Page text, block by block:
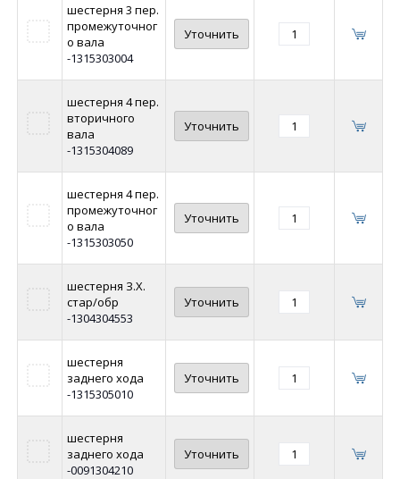
шестерня 3 пер.
промежуточног
о вала
-1315303004
Уточнить
шестерня 4 пер.
вторичного
вала
-1315304089
Уточнить
шестерня 4 пер.
промежуточног
о вала
-1315303050
Уточнить
шестерня З.Х.
стар/обр
-1304304553
Уточнить
шестерня
заднего хода
-1315305010
Уточнить
шестерня
заднего хода
-0091304210
Уточнить